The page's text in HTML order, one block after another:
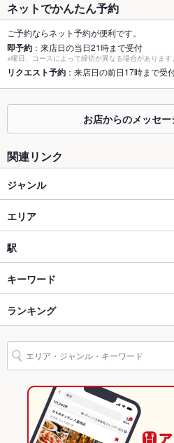
容人数
居酒屋♪)
個室
なし ：個室席は設けており
意致しておりますので、ご
座敷 なし
カウンター
ソファー
テラス席
貸切
貸切可 ：20～40名様まで
設備
Wi-Fi
バリアフリ
ー
駐車場
なし ：最寄りのパーキング
徒歩5分ですので、電車で
TV・プロジ
ェクタ
あり
その他設備
本格韓国料理コースを
放題もお付け頂けます！
ネットでかんたん予約
ご予約ならネット予約が便利です。
即予約 ：来店日の当日21時まで受付
※曜日、コースによって締切が異なる場合があります。
リクエスト予約 ：来店日の前日17時まで受
お店からのメッセ
関連リンク
ジャンル
韓国料理
韓国料理全般
池袋 × 韓国料理
池袋 × 韓国料理全般
池袋駅 × 韓国料理
池袋駅 × 韓国料理全般
焼肉・ホルモン
エリア
池袋西口
池袋西口 × 韓国料理
池袋西口 × 韓国料理全般
池袋西口 × 焼肉・ホルモン
池袋西口 × 焼肉
東京 × 韓国料理
駅
池袋駅
キーワード
卵焼き カキ料理・オイスター
カムジャタン ケジャン
ランキング
東京のグルメランキング
東京の韓国料理ランキング
池袋のグルメランキング
池袋の韓国料理ランキング